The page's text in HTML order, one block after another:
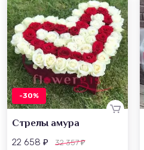
-30%
Стрелы амура
22 658 ₽ 32 357₽